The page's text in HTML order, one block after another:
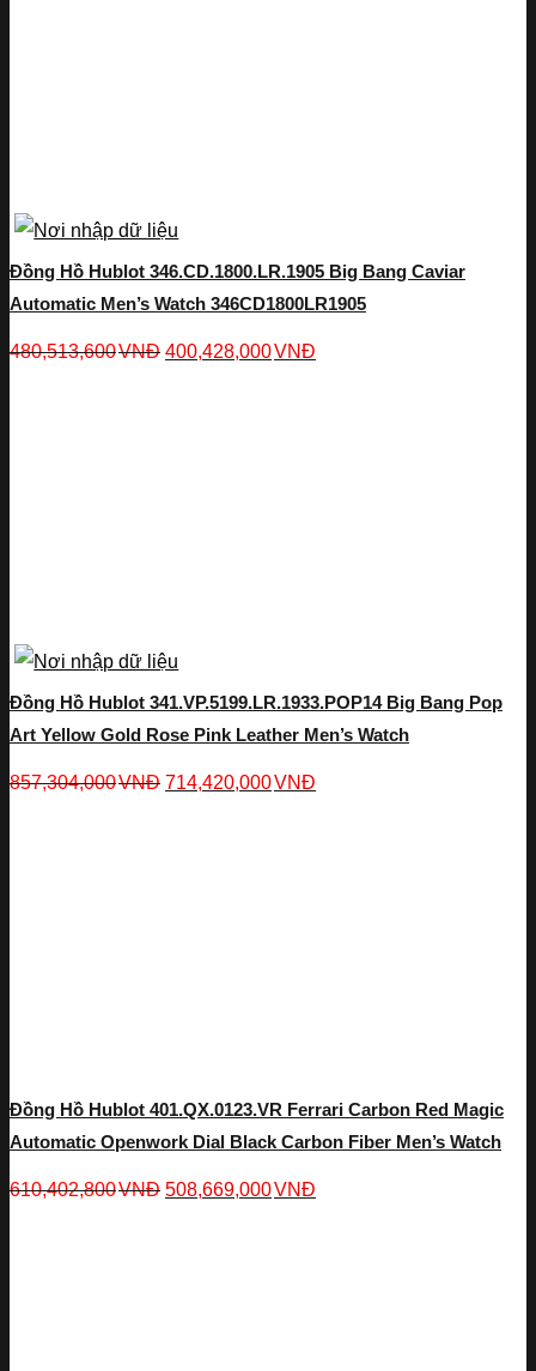
Đồng Hồ Hublot 346.CD.1800.LR.1905 Big Bang Caviar
Automatic Men’s Watch 346CD1800LR1905
480,513,600VNĐ 400,428,000VNĐ
Đồng Hồ Hublot 341.VP.5199.LR.1933.POP14 Big Bang Pop
Art Yellow Gold Rose Pink Leather Men’s Watch
857,304,000VNĐ 714,420,000VNĐ
Đồng Hồ Hublot 401.QX.0123.VR Ferrari Carbon Red Magic
Automatic Openwork Dial Black Carbon Fiber Men’s Watch
610,402,800VNĐ 508,669,000VNĐ